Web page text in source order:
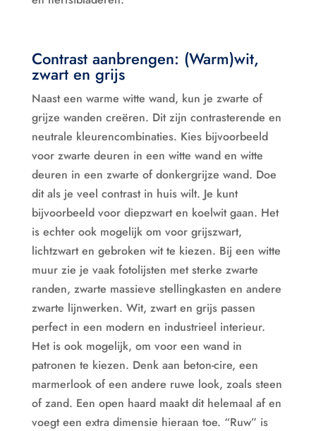
Contrast aanbrengen: (Warm)wit,
zwart en grijs
Naast een warme witte wand, kun je zwarte of
grijze wanden creëren. Dit zijn contrasterende en
neutrale kleurencombinaties. Kies bijvoorbeeld
voor zwarte deuren in een witte wand en witte
deuren in een zwarte of donkergrijze wand. Doe
dit als je veel contrast in huis wilt. Je kunt
bijvoorbeeld voor diepzwart en koelwit gaan. Het
is echter ook mogelijk om voor grijszwart,
lichtzwart en gebroken wit te kiezen. Bij een witte
muur zie je vaak fotolijsten met sterke zwarte
randen, zwarte massieve stellingkasten en andere
zwarte lijnwerken. Wit, zwart en grijs passen
perfect in een modern en industrieel interieur.
Het is ook mogelijk, om voor een wand in
patronen te kiezen. Denk aan beton-cire, een
marmerlook of een andere ruwe look, zoals steen
of zand. Een open haard maakt dit helemaal af en
voegt een extra dimensie hieraan toe. “Ruw” is